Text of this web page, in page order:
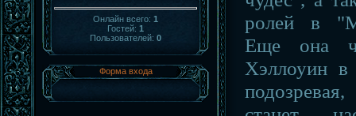
Онлайн всего: 1
Гостей: 1
Пользователей: 0
Форма входа
ролей в
Еще она
Хэллоуин